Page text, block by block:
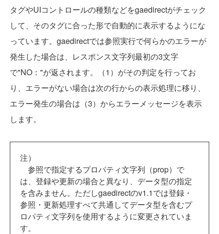
タグやUIコントロールの種類などをgaedirectがチェック
して、そのタグに合った形で自動的に表示するようにな
っています。gaedirectでは参照実行で何らかのエラーが
発生した場合は、レスポンス文字列最初の3文字
で"NO："が返されます。（1）がその判定を行ってお
り、エラーがない場合は次の行からの表示処理に移り、
エラー発生の場合は（3）からエラーメッセージを表示
します。
注）
参照で指定するプロパティ文字列（prop）で
は、登録や更新の場合と異なり、データ型の指定
を含みません。ただしgaedirectのv1.1では登録・
参照・更新処理すべて共通してデータ型を含むプ
ロパティ文字列を使用するように変更されていま
す。